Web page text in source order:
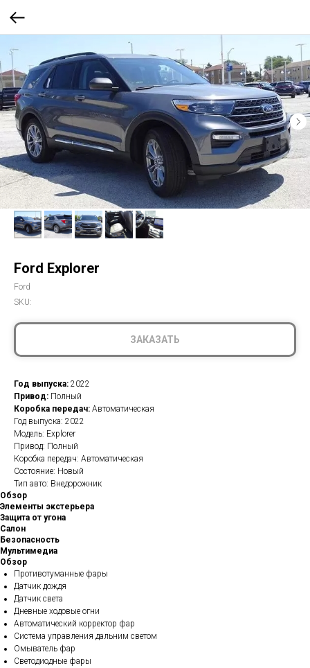
Ford Explorer
Ford
SKU:
ЗАКАЗАТЬ
Год выпуска: 2022
Привод: Полный
Коробка передач: Автоматическая
Год выпуска: 2022
Модель: Explorer
Привод: Полный
Коробка передач: Автоматическая
Состояние: Новый
Тип авто: Внедорожник
Обзор
Элементы экстерьера
Защита от угона
Салон
Безопасность
Мультимедиа
Обзор
Противотуманные фары
Датчик дождя
Датчик света
Дневные ходовые огни
Автоматический корректор фар
Система управления дальним светом
Омыватель фар
Светодиодные фары